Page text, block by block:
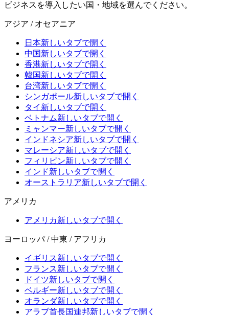
ビジネスを導入したい国・地域を選んでください。
アジア / オセアニア
日本新しいタブで開く
中国新しいタブで開く
香港新しいタブで開く
韓国新しいタブで開く
台湾新しいタブで開く
シンガポール新しいタブで開く
タイ 新しいタブで開く
ベトナム新しいタブで開く
ミャンマー新しいタブで開く
インドネシア新しいタブで開く
マレーシア新しいタブで開く
フィリピン新しいタブで開く
インド新しいタブで開く
オーストラリア新しいタブで開く
アメリカ
アメリカ新しいタブで開く
ヨーロッパ / 中東 / アフリカ
イギリス新しいタブで開く
フランス新しいタブで開く
ドイツ新しいタブで開く
ベルギー新しいタブで開く
オランダ新しいタブで開く
アラブ首長国連邦新しいタブで開く